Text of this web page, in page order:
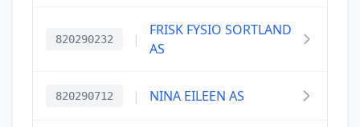
820290232 |
FRISK FYSIO SORTLAND
AS
820290712 | NINA EILEEN AS